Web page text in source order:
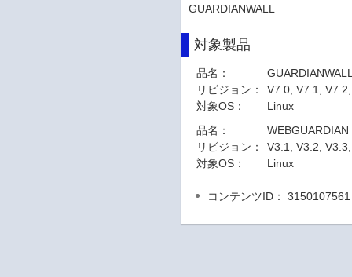
GUARDIANWALL
対象製品
品名：
リビジョン：
V7.0, V7.1,
対象OS：
Linux
品名：
WEBGUARDIAN
リビジョン：
V3.1, V3.2,
対象OS：
Linux
コンテンツID： 3150107561